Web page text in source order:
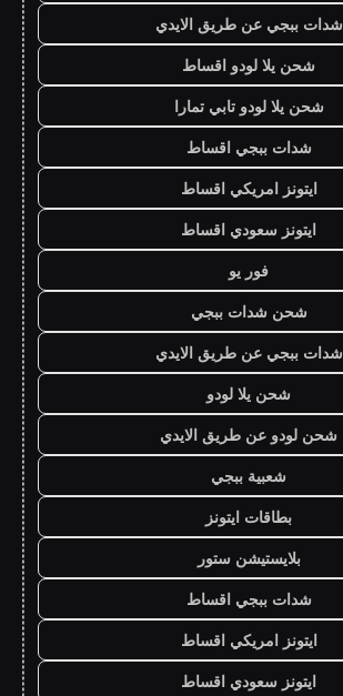
شدات ببجي عن طريق الايدي
شحن يلا لودو اقساط
شحن يلا لودو تابي تمارا
شدات ببجي اقساط
ايتونز امريكي اقساط
ايتونز سعودي اقساط
فور يو
شحن شدات ببجي
شدات ببجي عن طريق الايدي
شحن يلا لودو
شحن لودو عن طريق الايدي
شعبية ببجي
بطاقات ايتونز
بلايستيشن ستور
شدات ببجي اقساط
ايتونز امريكي اقساط
ايتونز سعودي اقساط